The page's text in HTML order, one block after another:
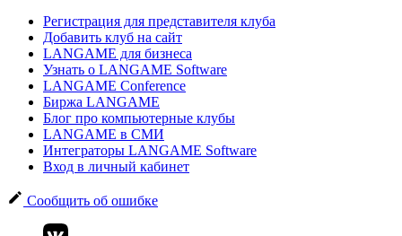
Регистрация для представителя клуба
Добавить клуб на сайт
LANGAME для бизнеса
Узнать о LANGAME Software
LANGAME Conference
Биржа LANGAME
Блог про компьютерные клубы
LANGAME в СМИ
Интеграторы LANGAME Software
Вход в личный кабинет
Сообщить об ошибке